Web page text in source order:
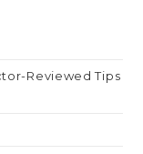
Reviewed Tips